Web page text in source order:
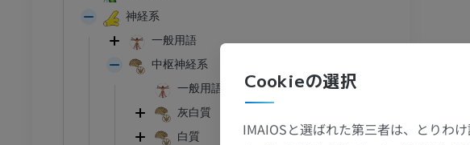
神経系
一般用語
中枢神経系
一般用語
灰白質
白質
足首 - 足
足根MRI
MRI
プレミアム
Cookieの選択
IMAIOSと選ばれた第三者は、とりわ